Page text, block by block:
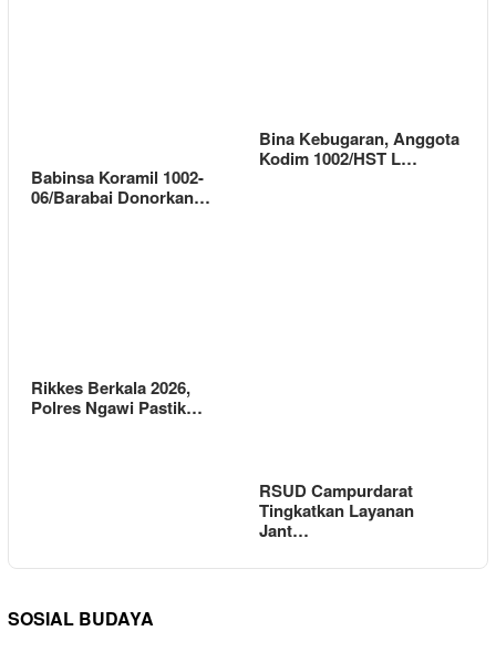
Babinsa Koramil 1002-
06/Barabai Donorkan…
Bina Kebugaran, Anggota
Kodim 1002/HST L…
Rikkes Berkala 2026,
Polres Ngawi Pastik…
RSUD Campurdarat
Tingkatkan Layanan
Jant…
SOSIAL BUDAYA